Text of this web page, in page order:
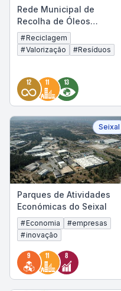
Rede Municipal de
Recolha de Óleos
Alimentares Usados
#Reciclagem
#Valorização #Resíduos
Seixal
Parques de Atividades
Económicas do Seixal
#Economia #empresas
#inovação